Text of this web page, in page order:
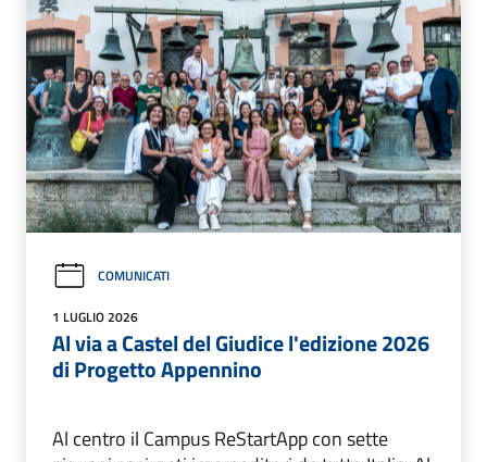
COMUNICATI
1 LUGLIO 2026
Al via a Castel del Giudice l'edizione 2026
di Progetto Appennino
Al centro il Campus ReStartApp con sette